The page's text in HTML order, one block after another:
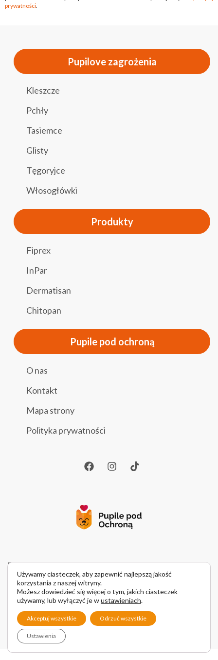
prywatności.
Pupilove zagrożenia
Kleszcze
Pchły
Tasiemce
Glisty
Tęgoryjce
Włosogłówki
Produkty
Fiprex
InPar
Dermatisan
Chitopan
Pupile pod ochroną
O nas
Kontakt
Mapa strony
Polityka prywatności
Strona pupilepodochrona.pl ma charakter informacyjno-edukacyjny.
Treści publikowanych artykułów nie mają na celu zastąpienia
konsultacji z lekarzem weterynarii oraz nie mogą być podstawą
do diagnozowania i leczenia zwierzęcia. W przypadku podejrzenia
choroby u zwierzaka zalecamy indywidualną konsultację
ze specjalistą.
Używamy ciasteczek, aby zapewnić najlepszą jakość
korzystania z naszej witryny.
Możesz dowiedzieć się więcej o tym, jakich ciasteczek
używamy, lub wyłączyć je wustawieniach.
Akceptuj wszystkie Odrzuć wszystkie
Ustawienia